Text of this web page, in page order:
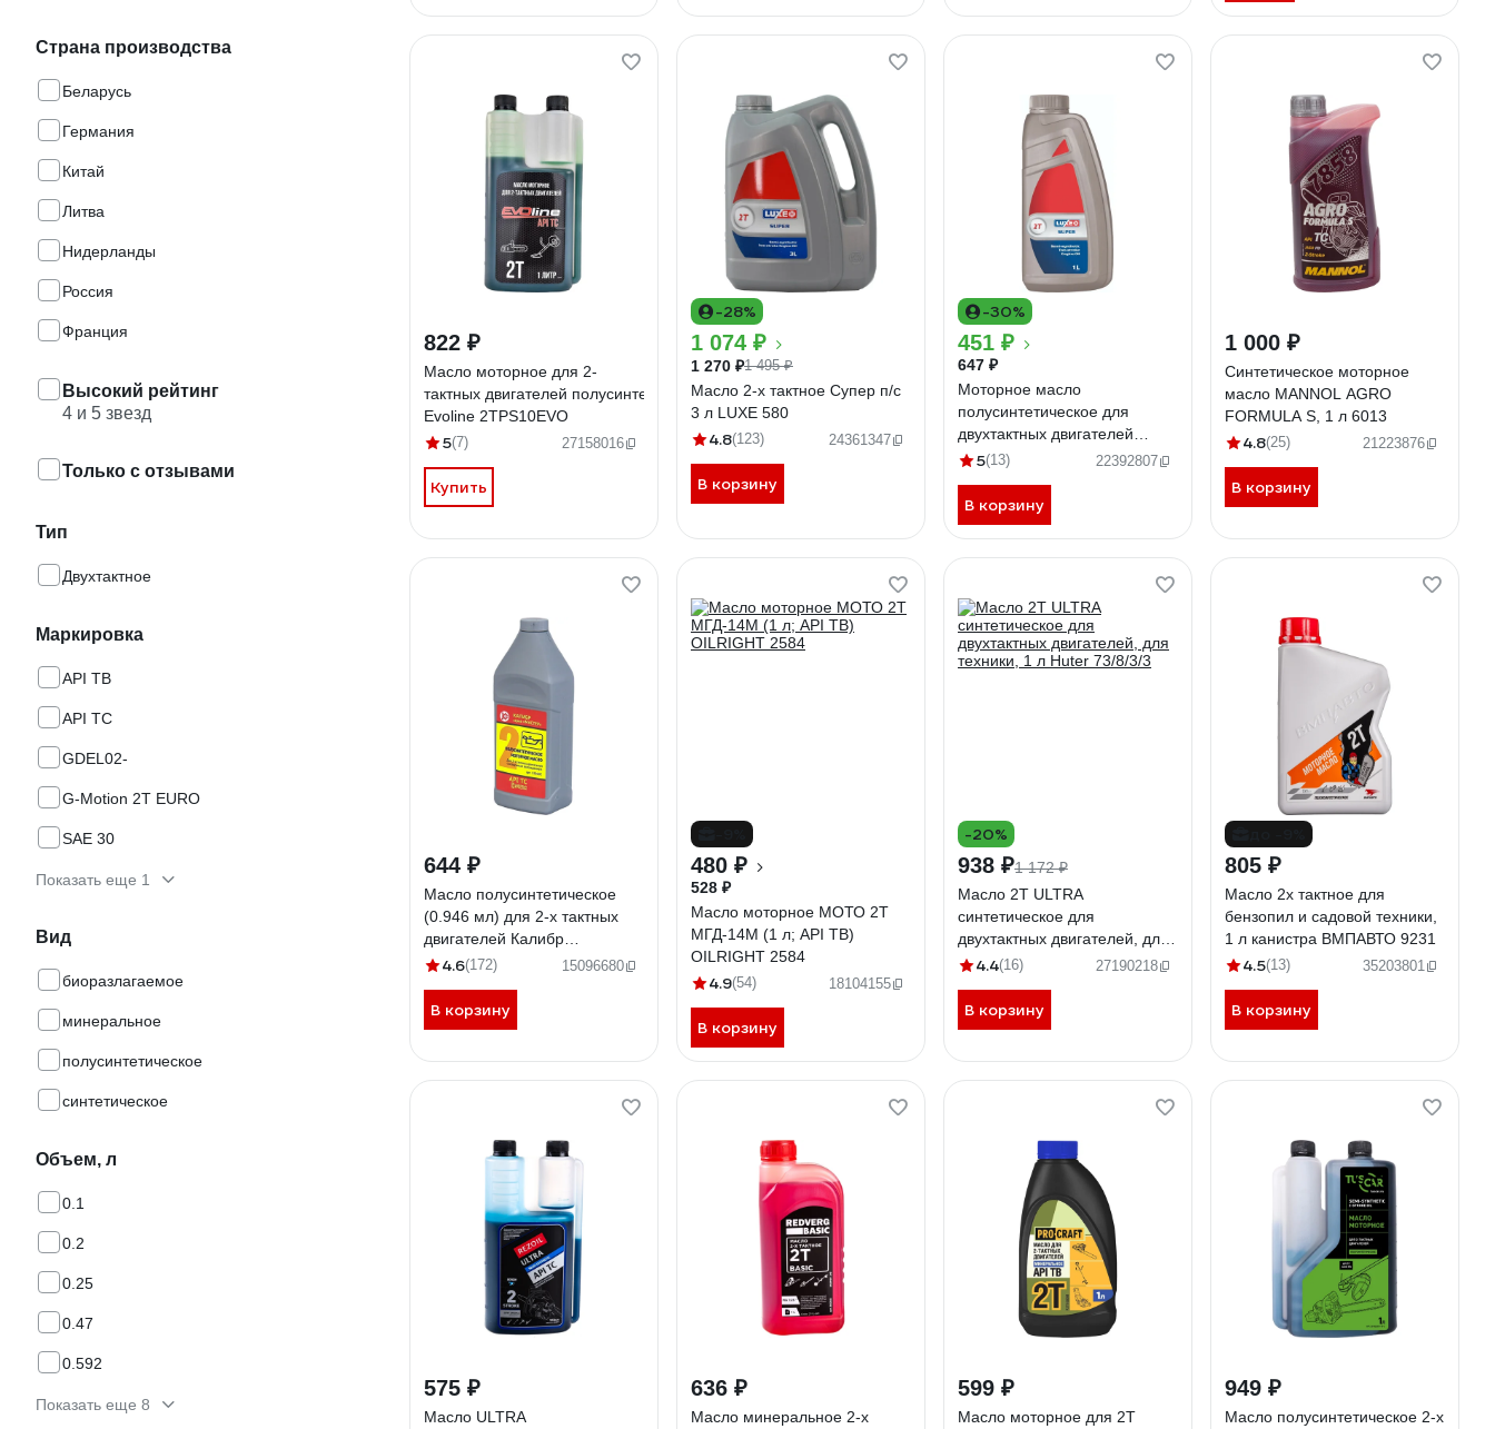
Страна производства
Беларусь
Германия
Китай
Литва
Нидерланды
Россия
Франция
Высокий рейтинг
4 и 5 звезд
Только с отзывами
Тип
Двухтактное
Маркировка
API TB
API TC
GDEL02-
G-Motion 2Т EURO
SAE 30
Показать еще 1
Вид
биоразлагаемое
минеральное
полусинтетическое
синтетическое
Объем, л
0.1
0.2
0.25
0.47
0.592
Показать еще 8
822 ₽
Масло моторное для 2-
тактных двигателей полусинтетическое API TC
Evoline 2TPS10EVO
5(7) 27158016
Купить
-28%
1 074 ₽
1 270 ₽1 495 ₽
Масло 2-х тактное Супер п/с
3 л LUXE 580
4.8(123) 24361347
В корзину
-30%
451 ₽
647 ₽
Моторное масло
полусинтетическое для
двухтактных двигателей
Супер 2Т 1 л LUXE 582
5(13) 22392807
В корзину
1 000 ₽
Синтетическое моторное
масло MANNOL AGRO
FORMULA S, 1 л 6013
4.8(25) 21223876
В корзину
644 ₽
Масло полусинтетическое
(0.946 мл) для 2-х тактных
двигателей Калибр
00000032441
4.6(172) 15096680
В корзину
480 ₽
528 ₽
Масло моторное МОТО 2Т
МГД-14М (1 л; API TB)
OILRIGHT 2584
4.9(54) 18104155
В корзину
-20%
938 ₽1 172 ₽
Масло 2Т ULTRA
синтетическое для
двухтактных двигателей, для
техники, 1 л Huter 73/8/3/3
4.4(16) 27190218
В корзину
805 ₽
Масло 2х тактное для
бензопил и садовой техники,
1 л канистра ВМПАВТО 9231
4.5(13) 35203801
В корзину
575 ₽
Масло ULTRA
636 ₽
Масло минеральное 2-х
599 ₽
Масло моторное для 2Т
949 ₽
Масло полусинтетическое 2-х